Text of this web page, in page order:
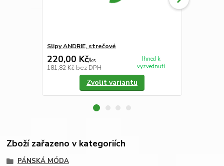
Slipy ANDRIE, strečové
220,00 Kč/ks
181,82 Kč bez DPH
Ihned k
vyzvednutí
Zvolit variantu
Zboží zařazeno v kategoriích
PÁNSKÁ MÓDA